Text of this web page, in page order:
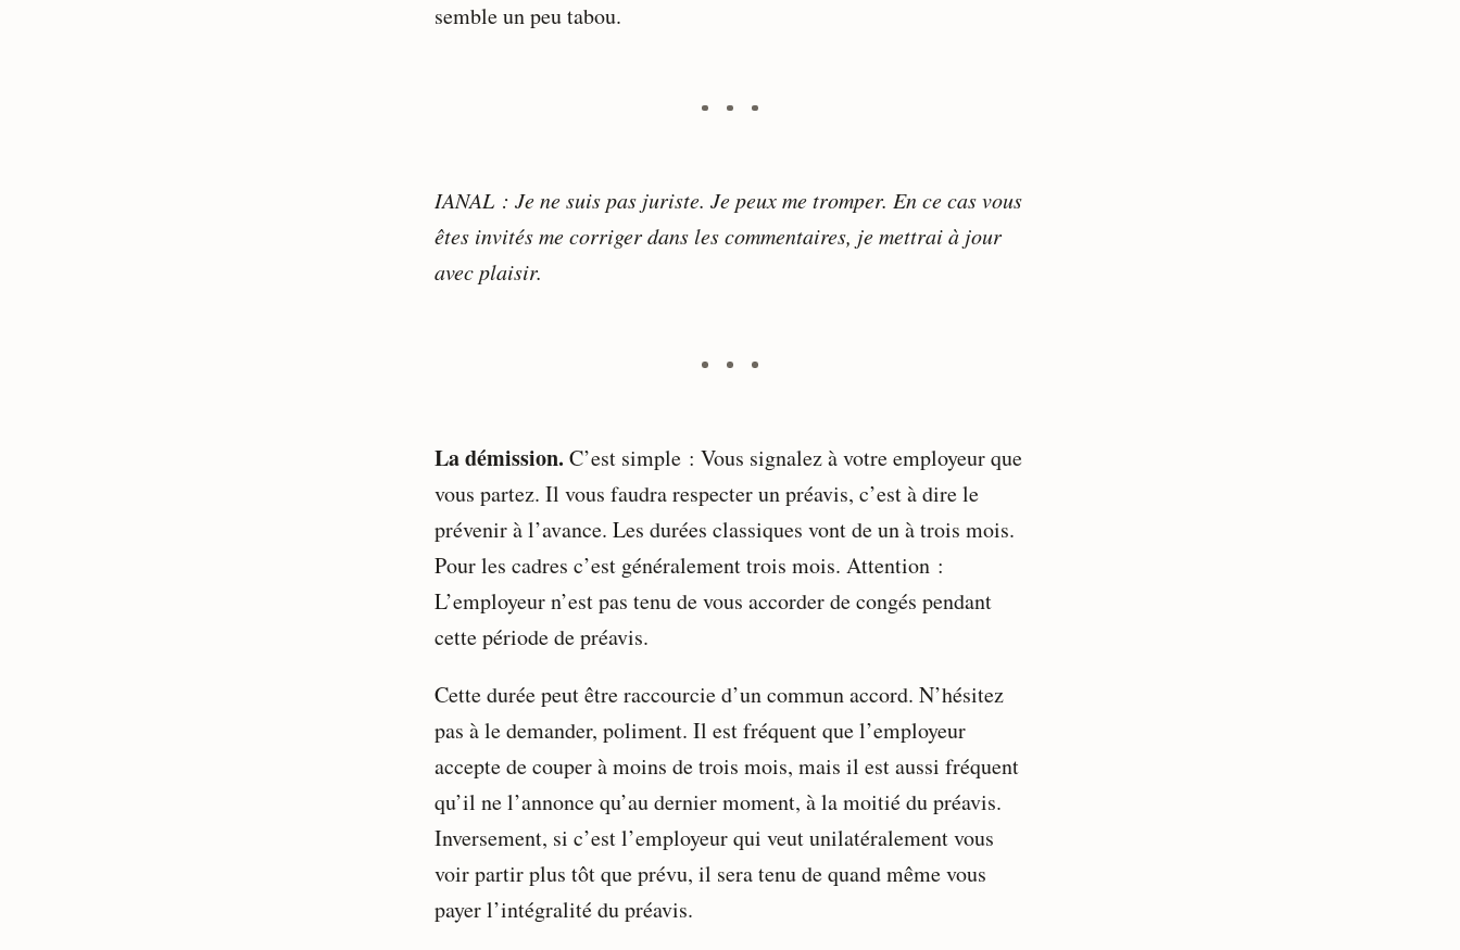
semble un peu tabou.
IANAL : Je ne suis pas juriste. Je peux me tromper. En ce cas vous
êtes invités me corriger dans les commentaires, je mettrai à jour
avec plaisir.
La démission. C’est simple : Vous signalez à votre employeur que
vous partez. Il vous faudra respecter un préavis, c’est à dire le
prévenir à l’avance. Les durées classiques vont de un à trois mois.
Pour les cadres c’est généralement trois mois. Attention :
L’employeur n’est pas tenu de vous accorder de congés pendant
cette période de préavis.
Cette durée peut être raccourcie d’un commun accord. N’hésitez
pas à le demander, poliment. Il est fréquent que l’employeur
accepte de couper à moins de trois mois, mais il est aussi fréquent
qu’il ne l’annonce qu’au dernier moment, à la moitié du préavis.
Inversement, si c’est l’employeur qui veut unilatéralement vous
voir partir plus tôt que prévu, il sera tenu de quand même vous
payer l’intégralité du préavis.